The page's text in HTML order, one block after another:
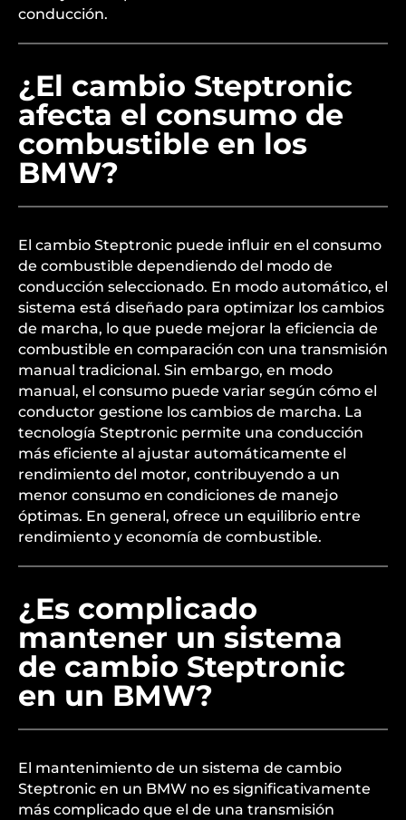
conducción.
¿El cambio Steptronic
afecta el consumo de
combustible en los
BMW?
El cambio Steptronic puede influir en el consumo
de combustible dependiendo del modo de
conducción seleccionado. En modo automático, el
sistema está diseñado para optimizar los cambios
de marcha, lo que puede mejorar la eficiencia de
combustible en comparación con una transmisión
manual tradicional. Sin embargo, en modo
manual, el consumo puede variar según cómo el
conductor gestione los cambios de marcha. La
tecnología Steptronic permite una conducción
más eficiente al ajustar automáticamente el
rendimiento del motor, contribuyendo a un
menor consumo en condiciones de manejo
óptimas. En general, ofrece un equilibrio entre
rendimiento y economía de combustible.
¿Es complicado
mantener un sistema
de cambio Steptronic
en un BMW?
El mantenimiento de un sistema de cambio
Steptronic en un BMW no es significativamente
más complicado que el de una transmisión